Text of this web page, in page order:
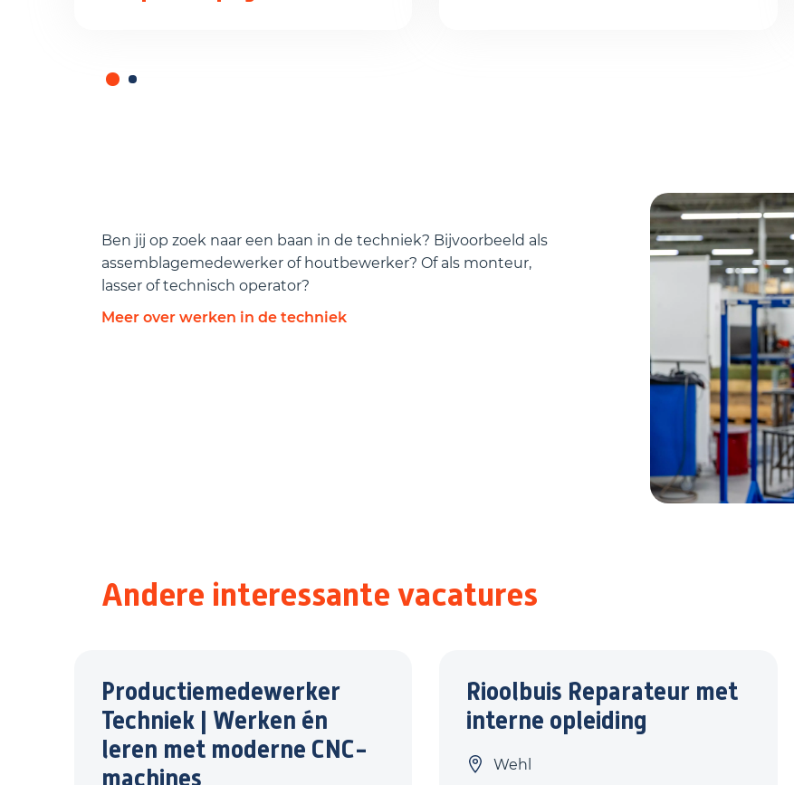
Ben jij op zoek naar een baan in de techniek? Bijvoorbeeld als
assemblagemedewerker of houtbewerker? Of als monteur,
lasser of technisch operator?
Meer over werken in de techniek
Andere interessante vacatures
Productiemedewerker
Techniek | Werken én
leren met moderne CNC-
machines
Rioolbuis Reparateur met
interne opleiding
Wehl